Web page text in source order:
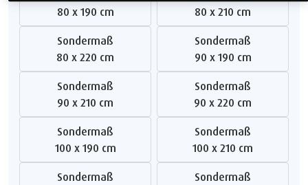
80 x 190 cm
80 x 210 cm
Sondermaß
80 x 220 cm
Sondermaß
90 x 190 cm
Sondermaß
90 x 210 cm
Sondermaß
90 x 220 cm
Sondermaß
100 x 190 cm
Sondermaß
100 x 210 cm
Sondermaß
Sondermaß